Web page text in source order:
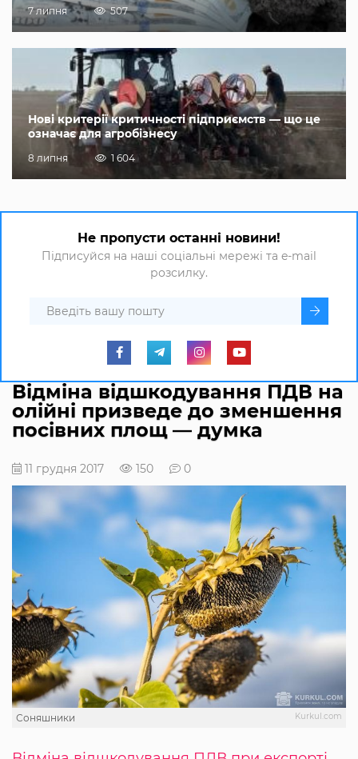
7 липня 507
Нові критерії критичності підприємств — що це
означає для агробізнесу
8 липня 1 604
Не пропусти останні новини!
Підписуйся на наші соціальні мережі та e-mail
розсилку.
Відміна відшкодування ПДВ на
олійні призведе до зменшення
посівних площ — думка
11 грудня 2017 150 0
Kurkul.com
Соняшники